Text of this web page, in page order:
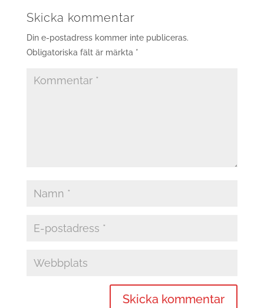
Skicka kommentar
Din e-postadress kommer inte publiceras.
Obligatoriska fält är märkta *